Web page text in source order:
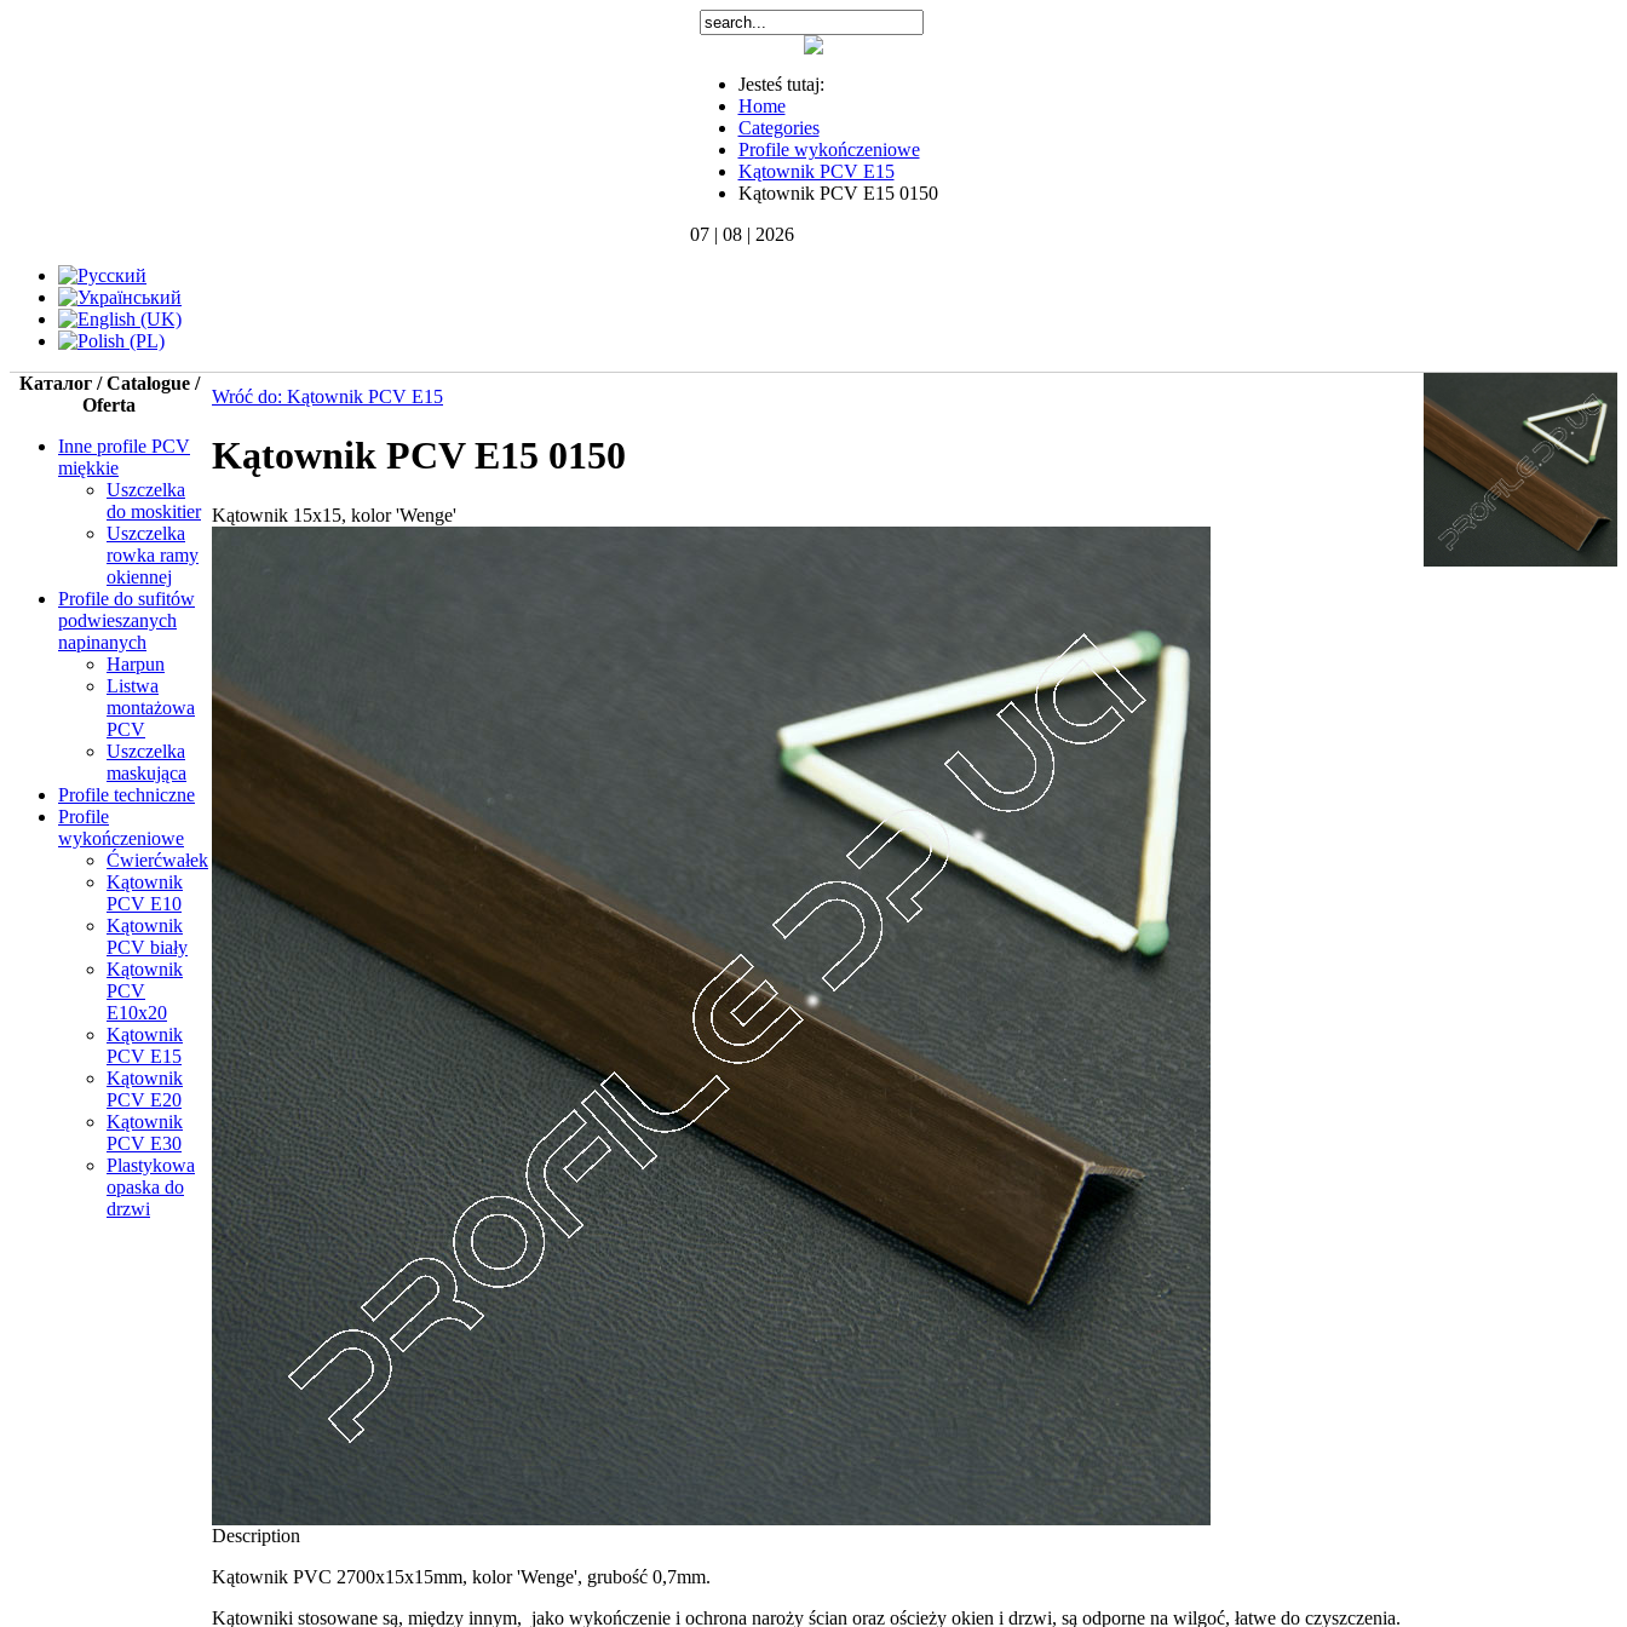
Jesteś tutaj:
Home
Categories
Profile wykończeniowe
Kątownik PCV Е15
Kątownik PCV Е15 0150
07 | 08 | 2026
Каталог / Catalogue /
Oferta
Inne profile PCV
miękkie
Uszczelka
do moskitier
Uszczelka
rowka ramy
okiennej
Profile do sufitów
podwieszanych
napinanych
Harpun
Listwa
montażowa
PCV
Uszczelka
maskująca
Profile techniczne
Profile
wykończeniowe
Ćwierćwałek
Kątownik
PCV Е10
Kątownik
PCV biały
Kątownik
PCV
Е10x20
Kątownik
PCV Е15
Kątownik
PCV Е20
Kątownik
PCV Е30
Plastykowa
opaska do
drzwi
Wróć do: Kątownik PCV Е15
Kątownik PCV Е15 0150
Kątownik 15x15, kolor 'Wenge'
Description
Kątownik PVC 2700x15x15mm, kolor 'Wenge', grubość 0,7mm.
Kątowniki stosowane są, między innym, jako wykończenie i ochrona naroży ścian oraz ościeży okien i drzwi, są odporne na wilgoć, łatwe do czyszczenia.